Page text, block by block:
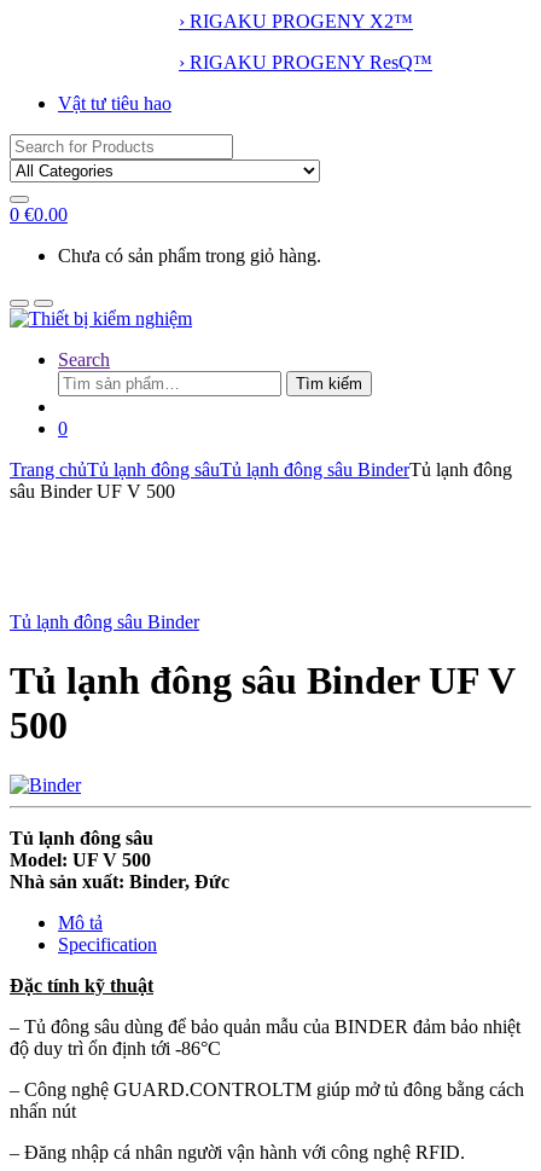
› RIGAKU PROGENY X2™
› RIGAKU PROGENY ResQ™
Vật tư tiêu hao
Search
for:
0 €0.00
Chưa có sản phẩm trong giỏ hàng.
Search
Tìm
kiếm:
Tìm kiếm
0
Trang chủTủ lạnh đông sâuTủ lạnh đông sâu BinderTủ lạnh đông
sâu Binder UF V 500
Tủ lạnh đông sâu Binder
Tủ lạnh đông sâu Binder UF V
500
Tủ lạnh đông sâu
Model: UF V 500
Nhà sản xuất: Binder, Đức
Mô tả
Specification
Đặc tính kỹ thuật
– Tủ đông sâu dùng để bảo quản mẫu của BINDER đảm bảo nhiệt
độ duy trì ổn định tới -86°C
– Công nghệ GUARD.CONTROLTM giúp mở tủ đông bằng cách
nhấn nút
– Đăng nhập cá nhân người vận hành với công nghệ RFID.